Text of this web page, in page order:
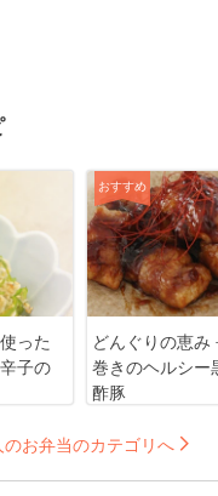
った
子の
おすすめ
どんぐりの恵み
巻きのヘルシー
酢豚
のお弁当のカテゴリへ